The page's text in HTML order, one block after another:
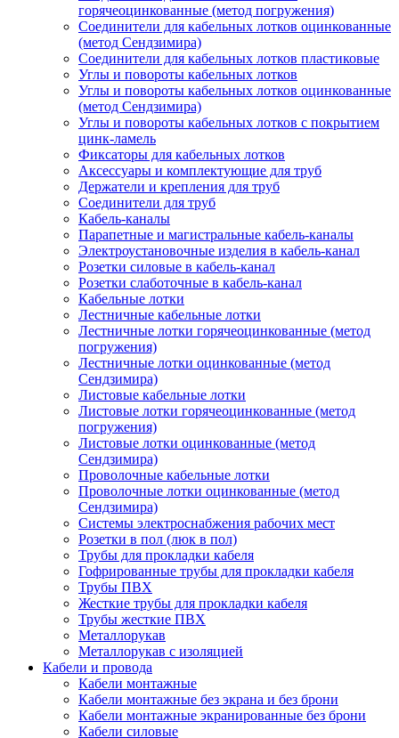
горячеоцинкованные (метод погружения)
Соединители для кабельных лотков оцинкованные
(метод Сендзимира)
Соединители для кабельных лотков пластиковые
Углы и повороты кабельных лотков
Углы и повороты кабельных лотков оцинкованные
(метод Сендзимира)
Углы и повороты кабельных лотков с покрытием
цинк-ламель
Фиксаторы для кабельных лотков
Аксессуары и комплектующие для труб
Держатели и крепления для труб
Соединители для труб
Кабель-каналы
Парапетные и магистральные кабель-каналы
Электроустановочные изделия в кабель-канал
Розетки силовые в кабель-канал
Розетки слаботочные в кабель-канал
Кабельные лотки
Лестничные кабельные лотки
Лестничные лотки горячеоцинкованные (метод
погружения)
Лестничные лотки оцинкованные (метод
Сендзимира)
Листовые кабельные лотки
Листовые лотки горячеоцинкованные (метод
погружения)
Листовые лотки оцинкованные (метод
Сендзимира)
Проволочные кабельные лотки
Проволочные лотки оцинкованные (метод
Сендзимира)
Системы электроснабжения рабочих мест
Розетки в пол (люк в пол)
Трубы для прокладки кабеля
Гофрированные трубы для прокладки кабеля
Трубы ПВХ
Жесткие трубы для прокладки кабеля
Трубы жесткие ПВХ
Металлорукав
Металлорукав с изоляцией
Кабели и провода
Кабели монтажные
Кабели монтажные без экрана и без брони
Кабели монтажные экранированные без брони
Кабели силовые